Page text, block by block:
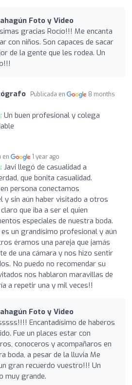
Foto y Video
gracias Rocío!!! Me encanta
con niños. Son capaces de sacar
de la gente que les rodea. Un
Publicada en
8 months
Un buen profesional y colega
en 1 year ago
Javi llegó de casualidad a
que bonita casualidad.
persona conectamos
y sin aún haber visitado a otros
que iba a ser el quien
especiales de nuestra boda.
un grandísimo profesional y aún
éramos una pareja que jamás
de una cámara y nos hizo sentir
No puedo no recomendar su
nos hablaron maravillas de
a repetir una y mil veces!!
Foto y Video
Encantadísimo de haberos
Fue un places estar con
conoceros y acompañaros en
boda, a pesar de la lluvia Me
gran recuerdo vuestro!!! Un
muy grande.